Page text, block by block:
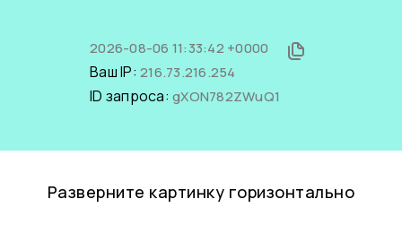
2026-08-06 11:33:42 +0000
Ваш IP: 216.73.216.254
ID запроса: gXON782ZWuQ1
Разверните картинку горизонтально